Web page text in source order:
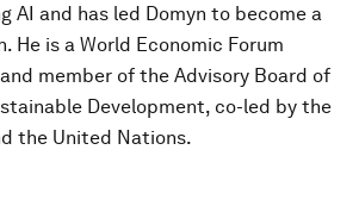
AI and has led Domyn to become a
He is a World Economic Forum
member of the Advisory Board of
Development, co-led by the
the United Nations.